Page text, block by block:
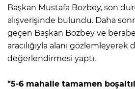
Başkan Mustafa Bozbey, son
alışverişinde bulundu. Daha
geçen Başkan Bozbey ve
aracılığıyla alanı gözlemleyerek
değerlendirmesi yaptı.
"5-6 mahalle tamamen